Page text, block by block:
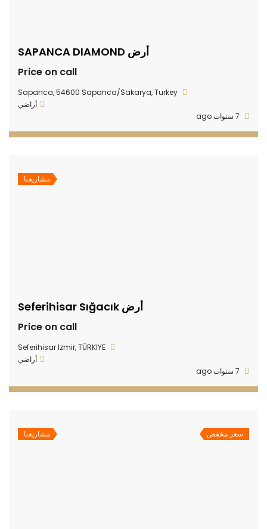
أرض SAPANCA DIAMOND
Price on call
Sapanca, 54600 Sapanca/Sakarya, Turkey
أراضي
مشاريعنا
أرض Seferihisar Sığacık
Price on call
Seferihisar İzmir, TÜRKİYE
أراضي
سعر مخفض مشاريعنا